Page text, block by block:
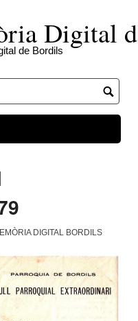
Digital
de Bordils
DIGITAL BORDILS